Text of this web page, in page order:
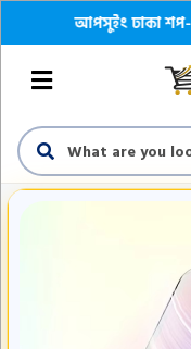
আপসুইং ঢাকা শপ-এ-